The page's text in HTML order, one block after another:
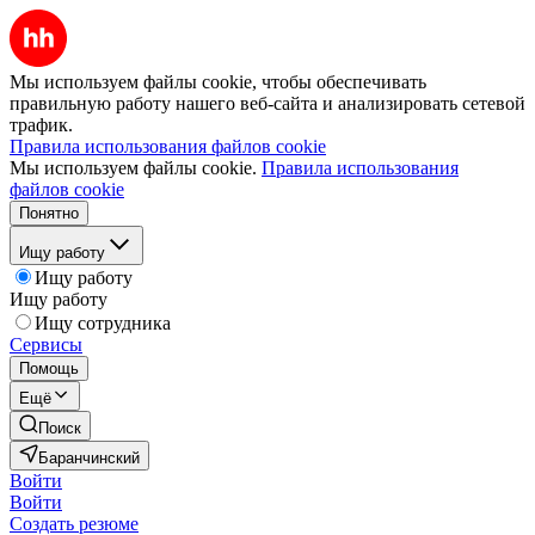
Мы используем файлы cookie, чтобы обеспечивать
правильную работу нашего веб-сайта и анализировать сетевой
трафик.
Правила использования файлов cookie
Мы используем файлы cookie. Правила использования
файлов cookie
Понятно
Ищу работу
Ищу работу
Ищу работу
Ищу сотрудника
Сервисы
Помощь
Ещё
Поиск
Баранчинский
Войти
Войти
Создать резюме